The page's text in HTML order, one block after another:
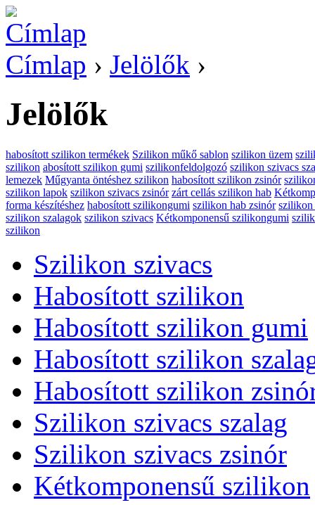
Címlap › Jelölők ›
Jelölők
habosított szilikon termékek Szilikon műkő sablon szilikon üzem
szilikon abosított szilikon gumi szilikonfeldolgozó szilikon szivacs
lemezek Műgyanta öntéshez szilikon habosított szilikon zsinór
szilikon lapok szilikon szivacs zsinór zárt cellás szilikon hab
forma készítéshez habosított szilikongumi szilikon hab zsinór szilikon
szilikon szalagok szilikon szivacs Kétkomponensű szilikongumi
szilikon
Szilikon szivacs
Habosított szilikon
Habosított szilikon gumi
Habosított szilikon
Habosított szilikon
Szilikon szivacs szalag
Szilikon szivacs zsinór
Kétkomponensű szilikon